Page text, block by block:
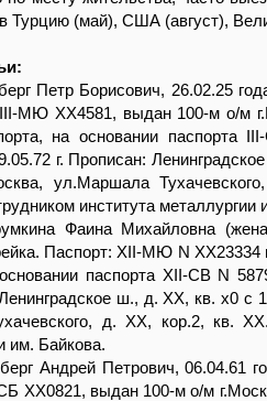
Турцию (май), США (август),
Петр Борисович, 26.02.25
МЮ ХХ4581, выдан 100-м о/м
на основании паспорта
г. Прописан:
ул.Маршала
института металлургии
Фаина Михайловна
Паспорт: ХII-МЮ N ХХ23334
паспорта ХII-СВ N
ш., д. ХХ, кв. х0 с
д. ХХ, кор.2, кв.
им. Байкова.
Андрей Петрович, 06.04.61
ХХ0821, выдан 100-м о/м